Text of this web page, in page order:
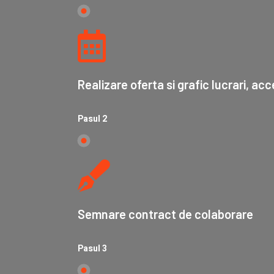
Realizare oferta si grafic lucrari,
Pasul 2
Semnare contract de colaborare
Pasul 3